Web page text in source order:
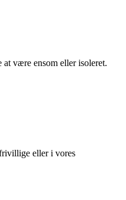
være ensom eller isoleret.
eller i vores